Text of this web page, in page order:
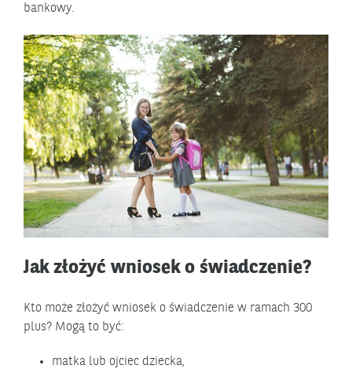
bankowy.
Jak złożyć wniosek o świadczenie?
Kto może złożyć wniosek o świadczenie w ramach 300
plus? Mogą to być:
matka lub ojciec dziecka,